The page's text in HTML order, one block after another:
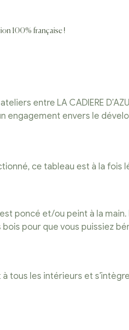
100% française !
entre LA CADIERE
engagement envers le
ce tableau est à la fois
poncé et/ou peint à la
pour que vous puissiez
les intérieurs et